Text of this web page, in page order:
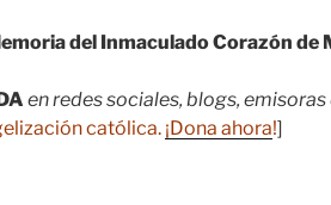
del Inmaculado Corazón de
en redes sociales, blogs,
católica. ¡Dona ahora!]